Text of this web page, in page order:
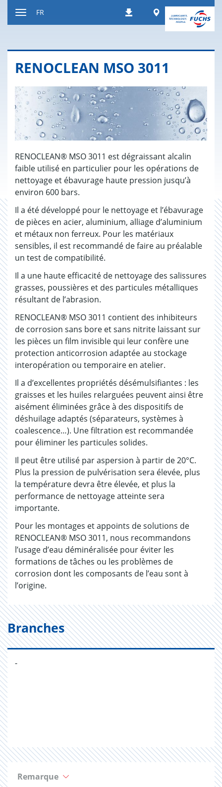
Téléchargements
Worldwide
FR
RENO­CLEAN MSO 3011
RENOCLEAN® MSO 3011 est dégraissant alcalin
faible utilisé en particulier pour les opérations de
nettoyage et ébavurage haute pression jusqu’à
environ 600 bars.
Il a été développé pour le nettoyage et l’ébavurage
de pièces en acier, aluminium, alliage d’aluminium
et métaux non ferreux. Pour les matériaux
sensibles, il est recommandé de faire au préalable
un test de compatibilité.
Il a une haute efficacité de nettoyage des salissures
grasses, poussières et des particules métalliques
résultant de l’abrasion.
RENOCLEAN® MSO 3011 contient des inhibiteurs
de corrosion sans bore et sans nitrite laissant sur
les pièces un film invisible qui leur confère une
protection anticorrosion adaptée au stockage
interopération ou temporaire en atelier.
Il a d’excellentes propriétés désémulsifiantes : les
graisses et les huiles relarguées peuvent ainsi être
aisément éliminées grâce à des dispositifs de
déshuilage adaptés (séparateurs, systèmes à
coalescence…). Une filtration est recommandée
pour éliminer les particules solides.
Il peut être utilisé par aspersion à partir de 20°C.
Plus la pression de pulvérisation sera élevée, plus
la température devra être élevée, et plus la
performance de nettoyage atteinte sera
importante.
Pour les montages et appoints de solutions de
RENOCLEAN® MSO 3011, nous recommandons
l’usage d’eau déminéralisée pour éviter les
formations de tâches ou les problèmes de
corrosion dont les composants de l’eau sont à
l’origine.
Branches
-
Remarque